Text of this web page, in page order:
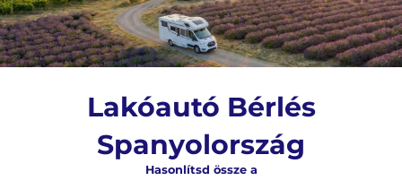
Lakóautó Bérlés
Spanyolország
Hasonlítsd össze a